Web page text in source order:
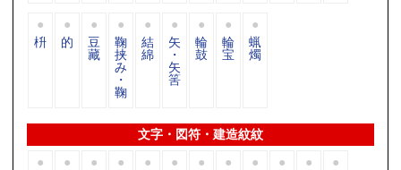
枡 的 豆
藏
鞠
挟
み
・
鞠
結
綿
矢
・
矢
筈
輪
鼓
輪
宝
蝋
燭
文字・図符・建造紋紋